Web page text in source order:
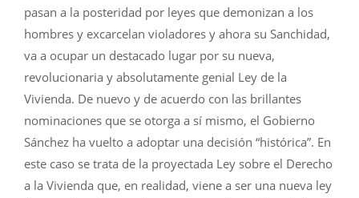
pasan a la posteridad por leyes que demonizan a los
hombres y excarcelan violadores y ahora su Sanchidad,
va a ocupar un destacado lugar por su nueva,
revolucionaria y absolutamente genial Ley de la
Vivienda. De nuevo y de acuerdo con las brillantes
nominaciones que se otorga a sí mismo, el Gobierno
Sánchez ha vuelto a adoptar una decisión “histórica”. En
este caso se trata de la proyectada Ley sobre el Derecho
a la Vivienda que, en realidad, viene a ser una nueva ley